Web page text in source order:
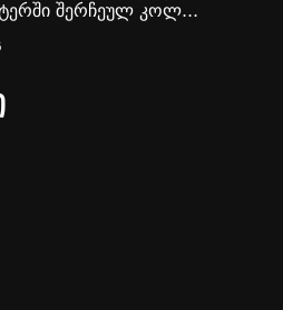
შერჩეულ კოლ...